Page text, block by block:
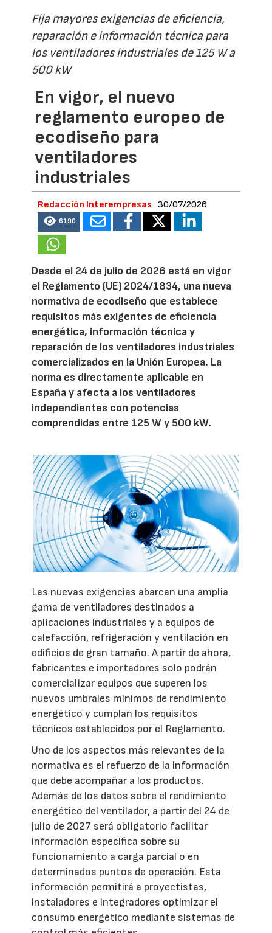
Fija mayores exigencias de eficiencia,
reparación e información técnica para
los ventiladores industriales de 125 W a
500 kW
En vigor, el nuevo
reglamento europeo de
ecodiseño para
ventiladores
industriales
Redacción Interempresas 30/07/2026
6190
Desde el 24 de julio de 2026 está en vigor
el Reglamento (UE) 2024/1834, una nueva
normativa de ecodiseño que establece
requisitos más exigentes de eficiencia
energética, información técnica y
reparación de los ventiladores industriales
comercializados en la Unión Europea. La
norma es directamente aplicable en
España y afecta a los ventiladores
independientes con potencias
comprendidas entre 125 W y 500 kW.
Las nuevas exigencias abarcan una amplia
gama de ventiladores destinados a
aplicaciones industriales y a equipos de
calefacción, refrigeración y ventilación en
edificios de gran tamaño. A partir de ahora,
fabricantes e importadores solo podrán
comercializar equipos que superen los
nuevos umbrales mínimos de rendimiento
energético y cumplan los requisitos
técnicos establecidos por el Reglamento.
Uno de los aspectos más relevantes de la
normativa es el refuerzo de la información
que debe acompañar a los productos.
Además de los datos sobre el rendimiento
energético del ventilador, a partir del 24 de
julio de 2027 será obligatorio facilitar
información específica sobre su
funcionamiento a carga parcial o en
determinados puntos de operación. Esta
información permitirá a proyectistas,
instaladores e integradores optimizar el
consumo energético mediante sistemas de